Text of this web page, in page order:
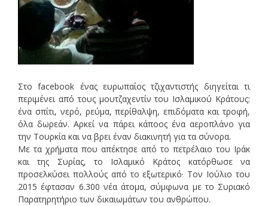
Στο facebook ένας ευρωπαίος τζιχαντιστής διηγείται τι
περιμένει από τους μουτζαχεντίν του Ισλαμικού Κράτους:
ένα σπίτι, νερό, ρεύμα, περίθαλψη, επιδόματα και τροφή,
όλα δωρεάν. Αρκεί να πάρει κάποος ένα αεροπλάνο για
την Τουρκία και να βρει έναν διακινητή για τα σύνορα.
Με τα χρήματα που απέκτησε από το πετρέλαιο του Ιράκ
και της Συρίας, το Ισλαμικό Κράτος κατόρθωσε να
προσελκύσει πολλούς από το εξωτερικό· Τον Ιούλιο του
2015 έφτασαν 6.300 νέα άτομα, σύμφωνα με το Συριακό
Παρατηρητήριο των δικαιωμάτων του ανθρώπου.